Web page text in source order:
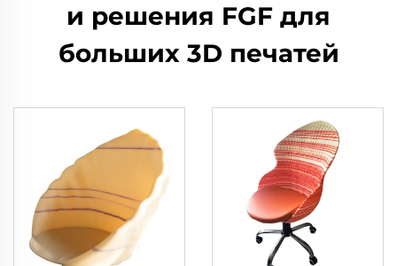
и решения FGF для
больших 3D печатей